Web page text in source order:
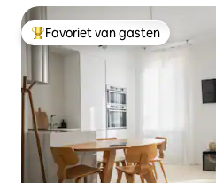
Topfavoriet van gasten
Favoriet van gasten